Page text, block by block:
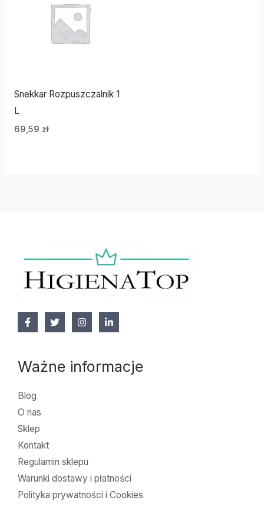
Snekkar Rozpuszczalnik 1
L
69,59 zł
Ważne informacje
Blog
O nas
Sklep
Kontakt
Regulamin sklepu
Warunki dostawy i płatności
Polityka prywatności i Cookies